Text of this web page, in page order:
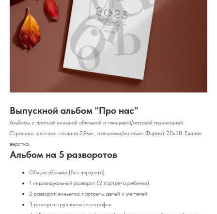
Выпускной альбом "Про нас"
Альбомы с плотной книжной обложкой и глянцевой/матовой ламинацией.
Страницы плотные, толщина 0,9мм., глянцевые/матовые. Формат 20х30. Единая
верстка.
Альбом на 5 разворотов
Общая обложка (без портрета).
1 индивидуальный разворот (2 портрета ребенка).
2 разворот: виньетка, портреты детей и учителей.
3 разворот: групповая фотография.